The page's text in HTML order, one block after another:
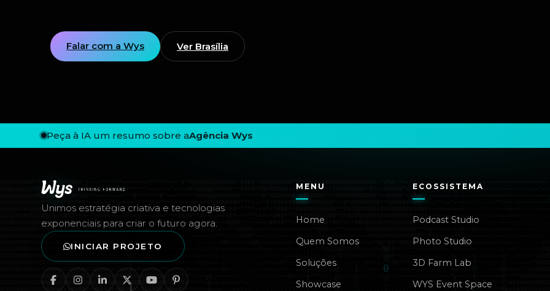
Falar com a Wys Ver Brasília
Rodapé — Agência Wys
Peça à IA um resumo sobre aAgência Wys
Unimos estratégia criativa e tecnologias
exponenciais para criar o futuro agora.
INICIAR PROJETO
MENU
Home
Quem Somos
Soluções
Showcase
ECOSSISTEMA
Podcast Studio
Photo Studio
3D Farm Lab
WYS Event Space